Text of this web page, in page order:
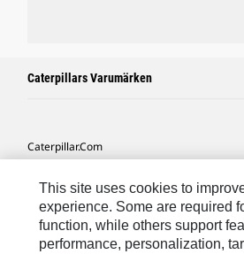
Caterpillars Varumärken
Caterpillar.com
Mina Marknadsföringspreferenser
Platskarta
This site uses cookies to
experience. Some are required
function, while others support
performance, personalization,